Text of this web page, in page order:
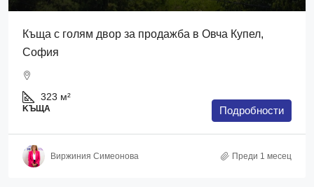
Къща с голям двор за продажба в Овча Купел,
София
323 м²
KЪЩА Подробности
Виржиния Симеонова Преди 1 месец